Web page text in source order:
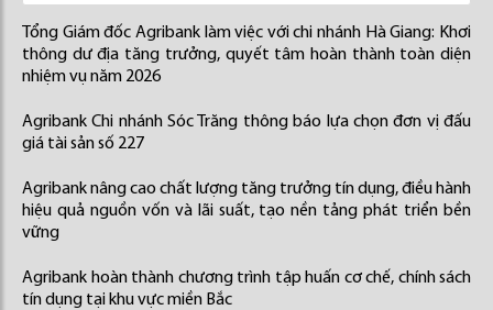
Tổng Giám đốc Agribank làm việc với chi nhánh Hà Giang: Khơi
thông dư địa tăng trưởng, quyết tâm hoàn thành toàn diện
nhiệm vụ năm 2026
Agribank Chi nhánh Sóc Trăng thông báo lựa chọn đơn vị đấu
giá tài sản số 227
Agribank nâng cao chất lượng tăng trưởng tín dụng, điều hành
hiệu quả nguồn vốn và lãi suất, tạo nền tảng phát triển bền
vững
Agribank hoàn thành chương trình tập huấn cơ chế, chính sách
tín dụng tại khu vực miền Bắc